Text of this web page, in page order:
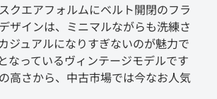
クエアフォルムにベルト開閉のフラ
ザインは、ミニマルながらも洗練さ
ジュアルになりすぎないのが魅力で
なっているヴィンテージモデルです
高さから、中古市場では今なお人気